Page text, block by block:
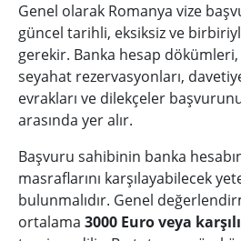
Genel olarak Romanya vize
güncel tarihli, eksiksiz ve
gerekir. Banka hesap
seyahat rezervasyonları,
evrakları ve dilekçeler
arasında yer alır.
Başvuru sahibinin banka
masraflarını karşılayabilecek
bulunmalıdır. Genel
ortalama 3000 Euro veya